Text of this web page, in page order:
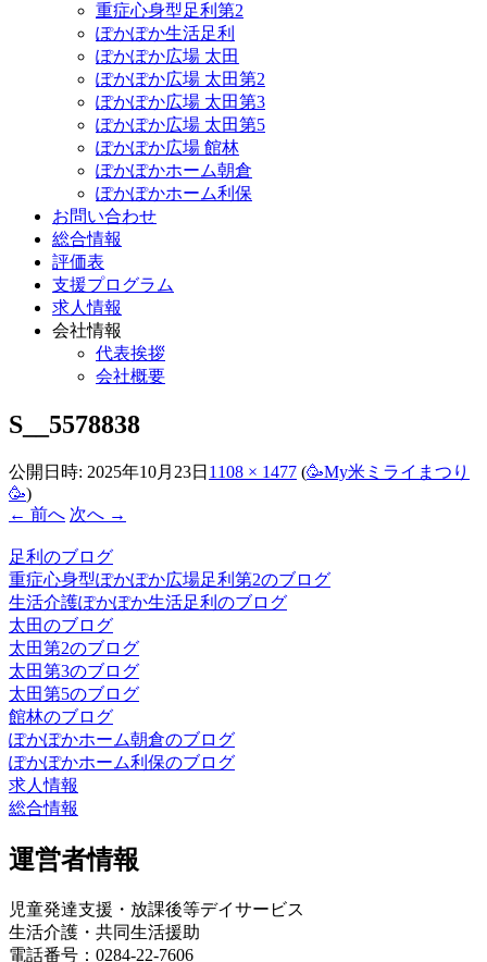
重症心身型足利第2
ぽかぽか生活足利
ぽかぽか広場 太田
ぽかぽか広場 太田第2
ぽかぽか広場 太田第3
ぽかぽか広場 太田第5
ぽかぽか広場 館林
ぽかぽかホーム朝倉
ぽかぽかホーム利保
お問い合わせ
総合情報
評価表
支援プログラム
求人情報
会社情報
代表挨拶
会社概要
S__5578838
公開日時: 2025年10月23日 1108 × 1477 (🥳My米ミライまつり
🥳)
← 前へ 次へ →
足利のブログ
重症心身型ぽかぽか広場足利第2のブログ
生活介護ぽかぽか生活足利のブログ
太田のブログ
太田第2のブログ
太田第3のブログ
太田第5のブログ
館林のブログ
ぽかぽかホーム朝倉のブログ
ぽかぽかホーム利保のブログ
求人情報
総合情報
運営者情報
児童発達支援・放課後等デイサービス
生活介護・共同生活援助
電話番号：0284-22-7606